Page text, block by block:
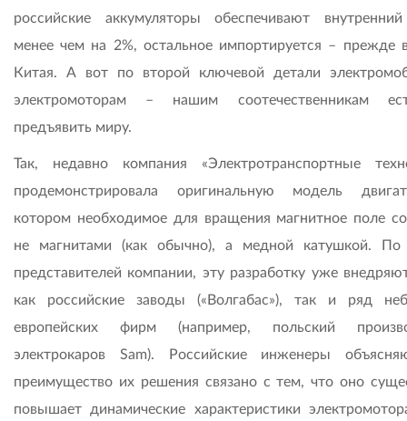
российские аккумуляторы обеспечивают
менее чем на 2%, остальное импортируется – прежде
Китая. А вот по второй ключевой детали
электромоторам – нашим соотечественникам
предъявить миру.
Так, недавно компания «Электротранспортные
продемонстрировала оригинальную модель
котором необходимое для вращения магнитное поле
не магнитами (как обычно), а медной катушкой. По
представителей компании, эту разработку уже
как российские заводы («Волга­бас»), так и ряд
европейских фирм (например, польский
электрокаров Sam). Российские инженеры
преимущество их решения связано с тем, что оно
повышает динамические характеристики